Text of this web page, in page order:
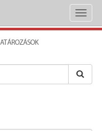
Toggle